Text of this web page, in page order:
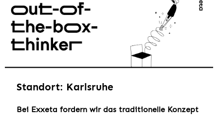
Standort: Karlsruhe
Bei Exxeta fordern wir das traditionelle Konzept